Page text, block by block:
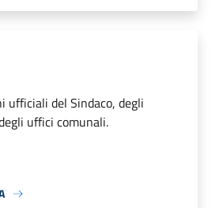
ufficiali del Sindaco, degli
uffici comunali.